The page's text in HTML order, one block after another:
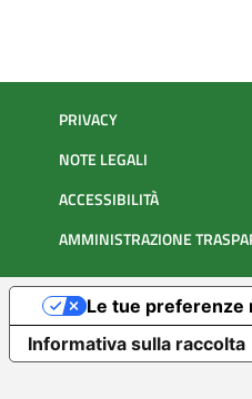
PRIVACY
NOTE LEGALI
ACCESSIBILITÀ
AMMINISTRAZIONE
Informativa sulla raccolta
Le tue preferenze